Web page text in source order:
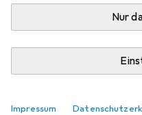
Nur
Impressum
Benachrichtigen,
Lieferort angeben für